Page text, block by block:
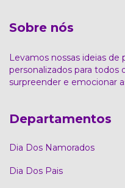
Sobre nós
Levamos nossas ideias de
personalizados para
surpreender e emocionar
Departamentos
Dia Dos Namorados
Dia Dos Pais